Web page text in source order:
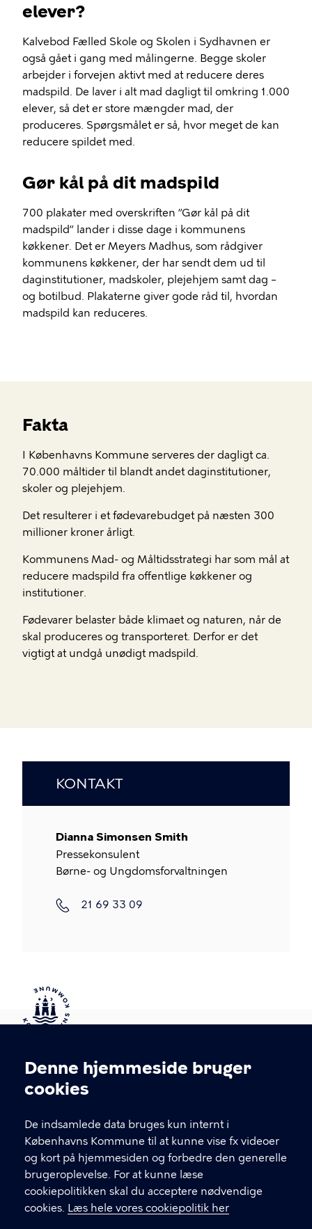
Cookieindstillinger
Denne hjemmeside bruger
cookies
De indsamlede data bruges kun internt i
Københavns Kommune til at kunne vise fx videoer
og kort på hjemmesiden og forbedre den generelle
brugeroplevelse. For at kunne læse
cookiepolitikken skal du acceptere nødvendige
cookies. Læs hele vores cookiepolitik her
elever?
Kalvebod Fælled Skole og Skolen i Sydhavnen er
også gået i gang med målingerne. Begge skoler
arbejder i forvejen aktivt med at reducere deres
madspild. De laver i alt mad dagligt til omkring 1.000
elever, så det er store mængder mad, der
produceres. Spørgsmålet er så, hvor meget de kan
reducere spildet med.
Gør kål på dit madspild
700 plakater med overskriften ”Gør kål på dit
madspild” lander i disse dage i kommunens
køkkener. Det er Meyers Madhus, som rådgiver
kommunens køkkener, der har sendt dem ud til
daginstitutioner, madskoler, plejehjem samt dag –
og botilbud. Plakaterne giver gode råd til, hvordan
madspild kan reduceres.
Fakta
I Københavns Kommune serveres der dagligt ca.
70.000 måltider til blandt andet daginstitutioner,
skoler og plejehjem.
Det resulterer i et fødevarebudget på næsten 300
millioner kroner årligt.
Kommunens Mad- og Måltidsstrategi har som mål at
reducere madspild fra offentlige køkkener og
institutioner.
Fødevarer belaster både klimaet og naturen, når de
skal produceres og transporteret. Derfor er det
vigtigt at undgå unødigt madspild.
KONTAKT
Dianna Simonsen Smith
Pressekonsulent
Børne- og Ungdomsforvaltningen
Telefon
21 69 33 09
Kontakt Københavns Kommune
T
fFind andre kontakter her
CVR-nummer64942212
GENVEJE